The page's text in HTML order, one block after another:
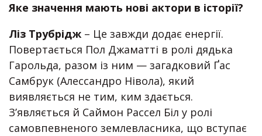
Яке значення мають нові актори в історії?
Ліз Трубрідж – Це завжди додає енергії.
Повертається Пол Джаматті в ролі дядька
Гарольда, разом із ним — загадковий Ґас
Самбрук (Алеcсандро Нівола), який
виявляється не тим, ким здається.
З’являється й Саймон Рассел Біл у ролі
самовпевненого землевласника, що вступає